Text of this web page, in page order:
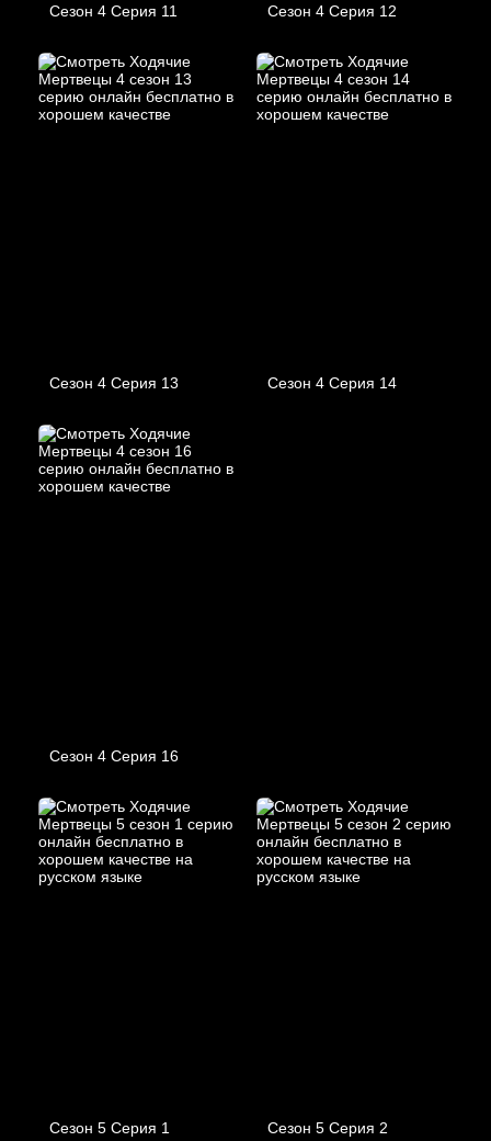
Сезон 4 Серия 11 Сезон 4 Серия 12
Сезон 4 Серия 13 Сезон 4 Серия 14
Сезон 4 Серия 16
Сезон 5 Серия 1 Сезон 5 Серия 2